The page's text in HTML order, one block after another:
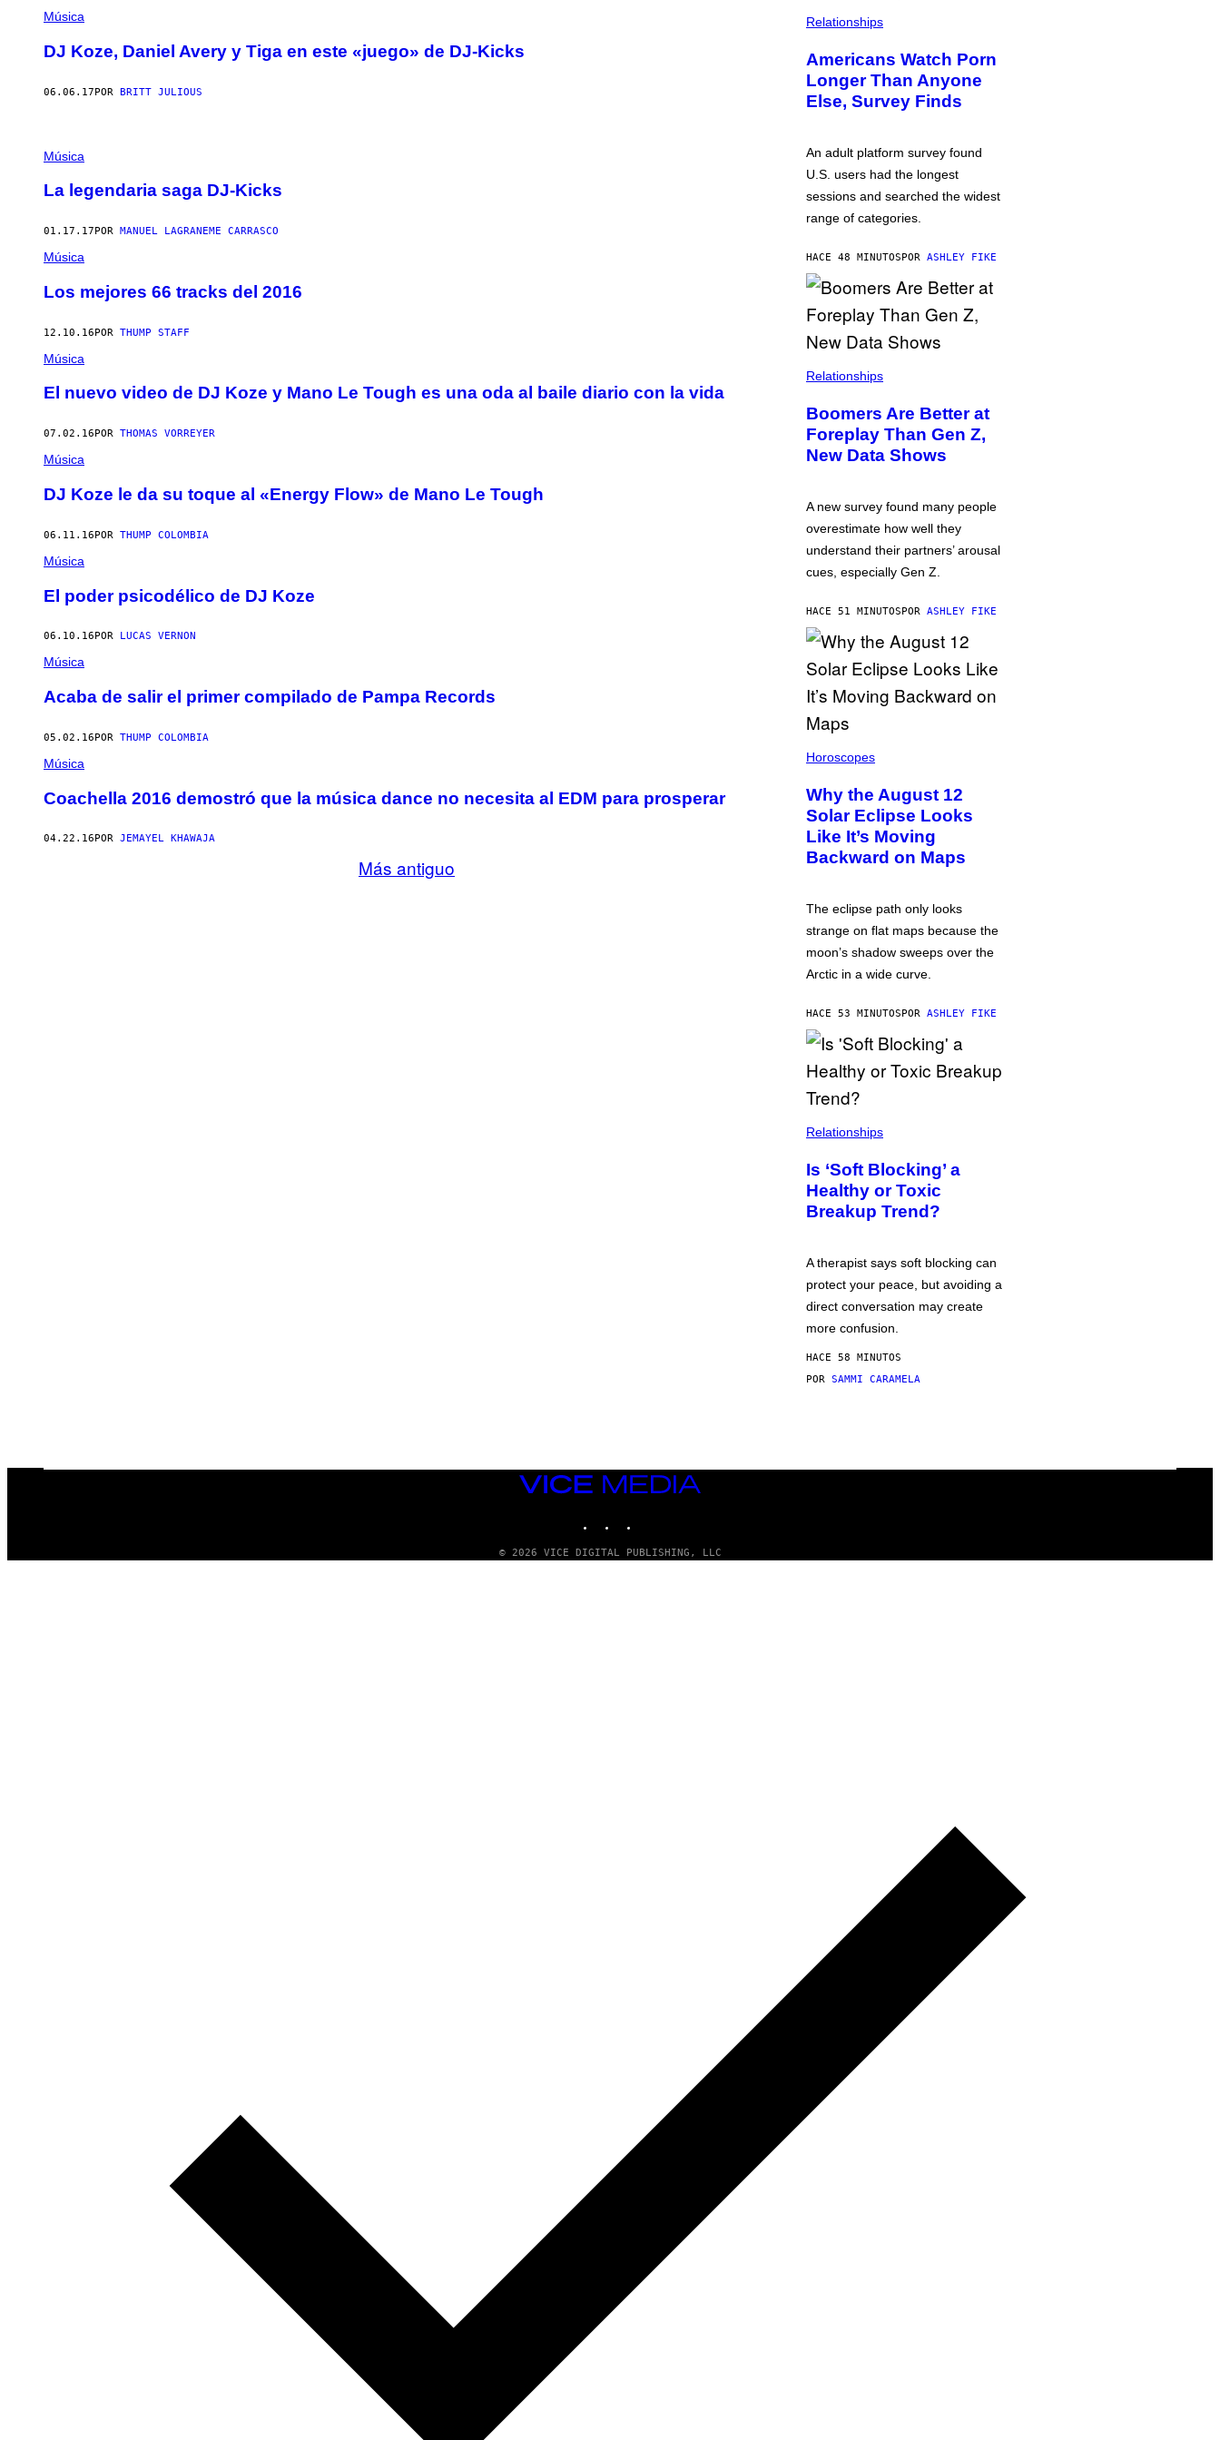
Música
DJ Koze, Daniel Avery y Tiga en este «juego» de DJ-Kicks
06.06.17POR BRITT JULIOUS
Música
La legendaria saga DJ-Kicks
01.17.17 POR MANUEL LAGRANEME CARRASCO
Música
Los mejores 66 tracks del 2016
12.10.16POR THUMP STAFF
Música
El nuevo video de DJ Koze y Mano Le Tough es una oda al baile diario con la vida
07.02.16 POR THOMAS VORREYER
Música
DJ Koze le da su toque al «Energy Flow» de Mano Le Tough
06.11.16POR THUMP COLOMBIA
Música
El poder psicodélico de DJ Koze
06.10.16 POR LUCAS VERNON
Música
Acaba de salir el primer compilado de Pampa Records
05.02.16POR THUMP COLOMBIA
Música
Coachella 2016 demostró que la música dance no necesita al EDM para prosperar
04.22.16 POR JEMAYEL KHAWAJA
Más antiguo
E
Relationships
Americans Watch Porn
Longer Than Anyone
Else, Survey Finds
An adult platform survey found
U.S. users had the longest
sessions and searched the widest
range of categories.
HACE 48 MINUTOSPOR ASHLEY FIKE
Relationships
Boomers Are Better at
Foreplay Than Gen Z,
New Data Shows
A new survey found many people
overestimate how well they
understand their partners’ arousal
cues, especially Gen Z.
HACE 51 MINUTOSPOR ASHLEY FIKE
Horoscopes
Why the August 12
Solar Eclipse Looks
Like It’s Moving
Backward on Maps
The eclipse path only looks
strange on flat maps because the
moon’s shadow sweeps over the
Arctic in a wide curve.
HACE 53 MINUTOSPOR ASHLEY FIKE
Relationships
Is ‘Soft Blocking’ a
Healthy or Toxic
Breakup Trend?
A therapist says soft blocking can
protect your peace, but avoiding a
direct conversation may create
more confusion.
HACE 58 MINUTOS
POR SAMMI CARAMELA
VICE
MEDIA
© 2026 VICE DIGITAL PUBLISHING, LLC